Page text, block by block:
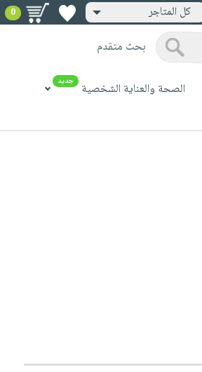
كل المتاجر 0
بحث متقدم
الصحة والعناية الشخصية جديد